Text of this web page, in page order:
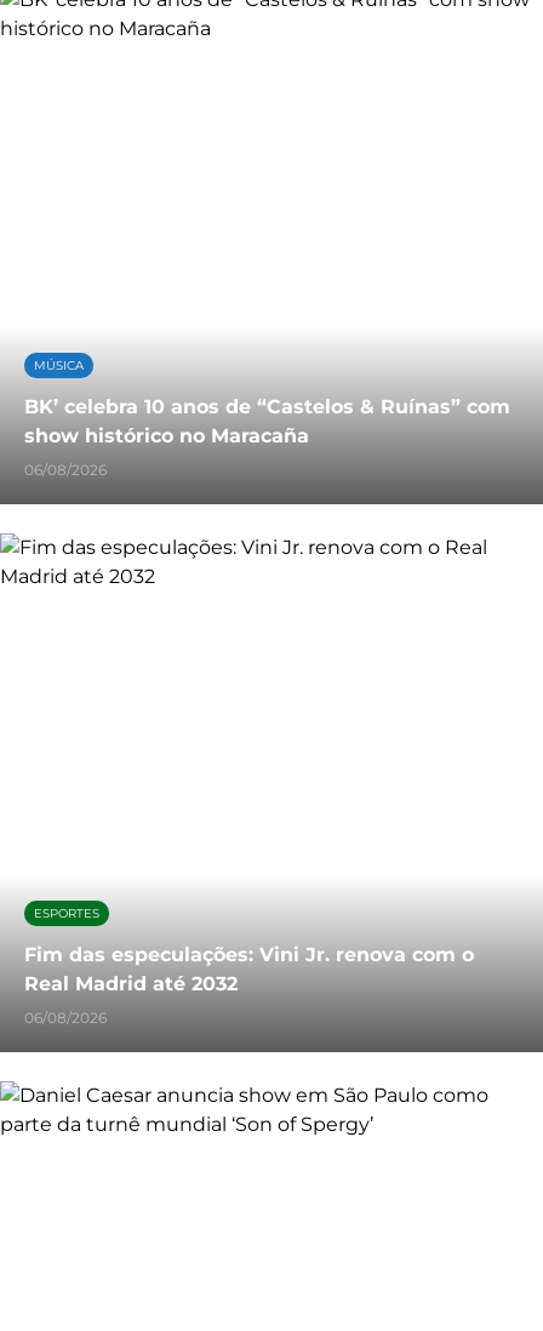
MÚSICA
BK’ celebra 10 anos de “Castelos & Ruínas” com
show histórico no Maracaña
06/08/2026
ESPORTES
Fim das especulações: Vini Jr. renova com o
Real Madrid até 2032
06/08/2026